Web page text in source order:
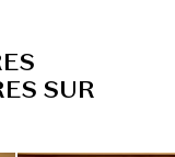
ES
ES SUR